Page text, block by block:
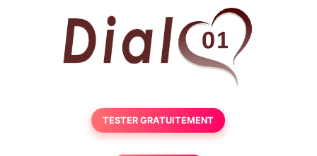
TESTER GRATUITEMENT